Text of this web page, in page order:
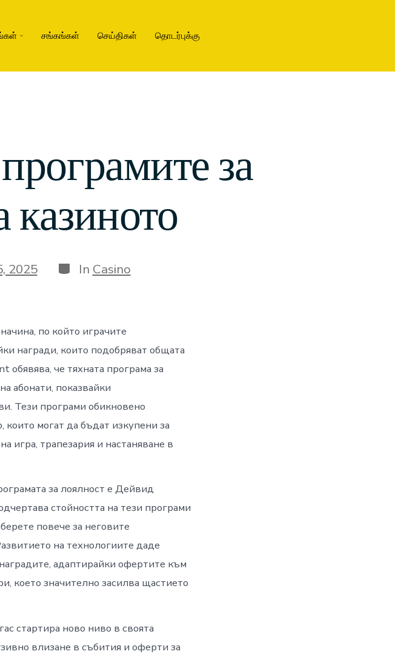
சங்கங்கள் செய்திகள் தொடர்புக்கு
за
казиното
2025 In Casino
по който играчите
награди, които подобряват общата
че тяхната програма за
абонати, показвайки
Тези програми обикновено
които могат да бъдат изкупени за
игра, трапезария и настаняване в
за лоялност е Дейвид
стойността на тези програми
повече за неговите
на технологиите даде
адаптирайки офертите към
което значително засилва щастието
стартира ново ниво в своята
влизане в събития и оферти за